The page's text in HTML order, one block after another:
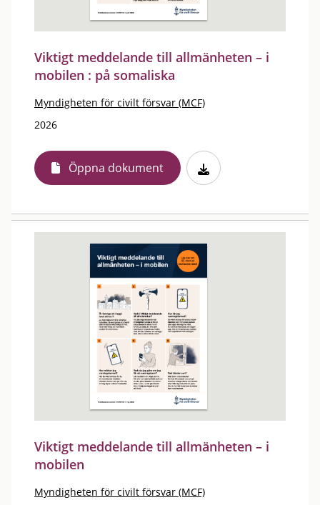
Viktigt meddelande till allmänheten – i
mobilen : på somaliska
Myndigheten för civilt försvar (MCF)
2026
Öppna dokument
Viktigt meddelande till allmänheten – i
mobilen
Myndigheten för civilt försvar (MCF)